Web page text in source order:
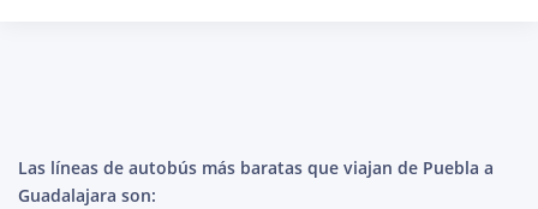
Las líneas de autobús más baratas que viajan de Puebla a
Guadalajara son: